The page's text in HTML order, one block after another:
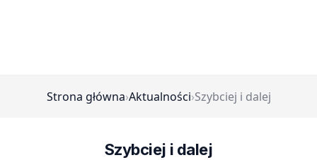
Strona główna›Aktualności›Szybciej i dalej
Szybciej i dalej